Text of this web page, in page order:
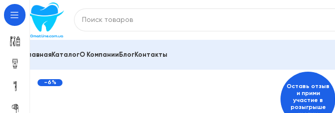
ГлавнаяКаталогО Компании БлогКонтакты
-6%
Оставь отзыв
и прими
участие в
розыгрыше